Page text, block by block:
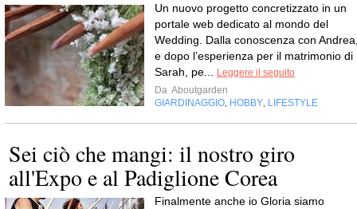
Un nuovo progetto concretizzato in un
portale web dedicato al mondo del
Wedding. Dalla conoscenza con
e dopo l’esperienza per il matrimonio di
Sarah, pe...
Leggere il seguito
Da Aboutgarden
GIARDINAGGIO HOBBY LIFESTYLE
Sei ciò che mangi: il nostro giro
all'Expo e al Padiglione Corea
Finalmente anche io Gloria siamo